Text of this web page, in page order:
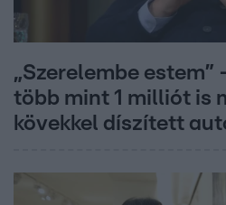
„Szerelembe estem”
több mint 1 milliót is
kövekkel díszített